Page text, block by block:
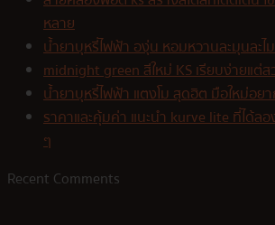
หลาย
น้ำยาบุหรี่ไฟฟ้า องุ่น หอมหวานละมุนละ
midnight green สีใหม่ KS เรียบง่ายแต่
น้ำยาบุหรี่ไฟฟ้า แตงโม สุดฮิต มือใหม่อย
ราคาและคุ้มค่า แนะนำ kurve lite ที่ได้ล
ๆ
Recent Comments